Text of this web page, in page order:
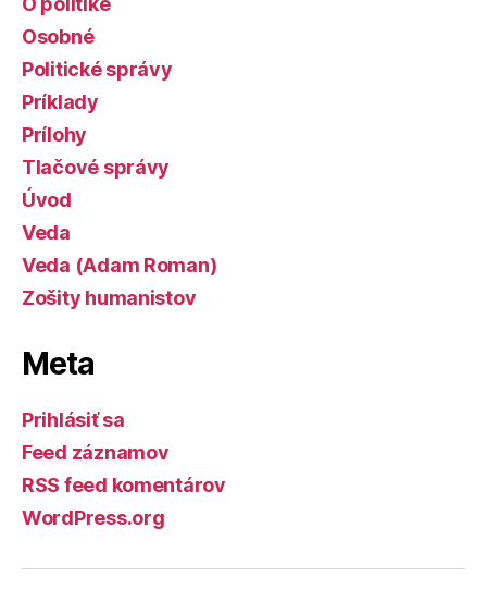
Osobné
Politické správy
Príklady
Prílohy
Tlačové správy
Úvod
Veda
Veda (Adam Roman)
Zošity humanistov
Meta
Prihlásiť sa
Feed záznamov
RSS feed komentárov
WordPress.org